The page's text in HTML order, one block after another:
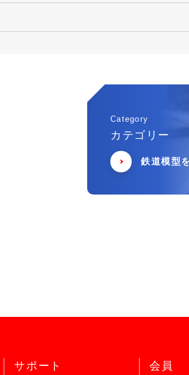
Category
カテゴリー
鉄道模型
サポート 会員